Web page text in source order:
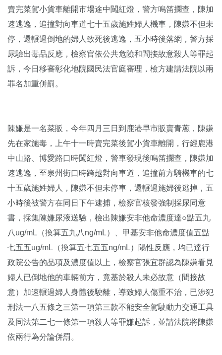
賣完菜駕小貨車離開市場途中闖紅燈，警方鳴笛攔查，陳加
速逃逸，追撞對向車道七十五歲施姓婦人機車，陳嫌不但未
停，還輾過倒地的婦人致死後逃逸，五小時後落網，警方採
尿驗出毒品反應，檢察官依公共危險和間接故意殺人等罪起
訴，今日移審彰化地院國民法官庭審理，檢方建請法院以兩
罪名加重併罰。
陳嫌是一名菜販，今年四月三日到鹿港早市販賣青蔥，陳嫌
先在家施毒，上午十一時賣完菜後駕小貨車離開，行經鹿港
中山路、博愛路口時闖紅燈，警車發現後鳴笛攔查，陳嫌加
速逃逸，至泉州街口時跨越對向車道，追撞前方騎機車的七
十五歲施姓婦人，陳嫌不但未停車，還輾過施婦後逃掉，五
小時後被警方在同日下午逮捕，檢察官核發強制採尿同意
書，採集陳嫌尿液送驗，檢出陳嫌安非他命濃度達○點五九
八ug/mL（換算五九八ng/mL）、甲基安非他命濃度值五點
七五五ug/mL（換算五七五五ng/mL）陽性反應，均已達行
政院公告的品項及濃度值以上，檢察官張宜群認為陳嫌看見
婦人已倒地他的車輛前方，竟基於殺人未必故意（間接故
意）加速輾過婦人身體後駛離，導致婦人傷重不治，已涉犯
刑法一八五條之三第一項第三款不能安全駕駛動力交通工具
及同法第二七一條第一項殺人等罪嫌起訴，並請法院將陳嫌
依兩行為分論併罰。